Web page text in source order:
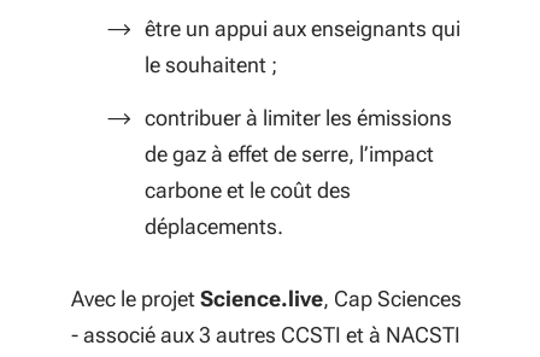
être un appui aux enseignants qui
le souhaitent ;
contribuer à limiter les émissions
de gaz à effet de serre, l’impact
carbone et le coût des
déplacements.
Avec le projetScience.live, Cap Sciences
- associé aux 3 autres CCSTI et à NACSTI